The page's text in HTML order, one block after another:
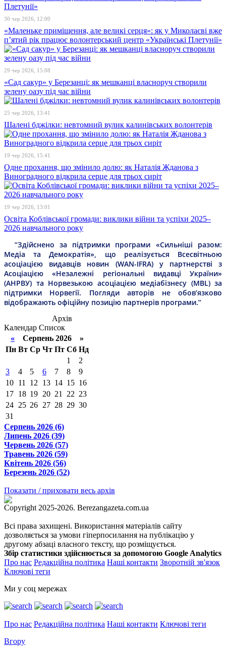
30 чер 2026, 12:00
«Маленьке приміщення, але великі серця»: як у Миколаєві вже
п’ятий рік працює волонтерський центр «Українські Плетунії»
29 чер 2026, 15:08
«Сад сакур» у Березанці: як мешканці власноруч створили
зелену оазу під час війни
25 чер 2026, 13:41
Шалені бджілки: невтомний вулик калинівських волонтерів
19 чер 2026, 15:41
Одне прохання, що змінило долю: як Наталія Жданова з
Виноградного відкрила серце для трьох сиріт
19 чер 2026, 13:01
Освіта Коблівської громади: виклики війни та успіхи 2025–
2026 навчального року
“Здійснено за підтримки програми «Сильніші разом:
Медіа та Демократія», що реалізується Всесвітньою
асоціацією видавців новин (WAN-IFRA) у партнерстві з
Асоціацією «Незалежні регіональні видавці України»
(АНРВУ) та Норвезькою асоціацією медіабізнесу (MBL) за
підтримки Норвегії. Погляди авторів не обов’язково
відображають офіційну позицію партнерів програми.”
Архів
Календар Список
« Серпень 2026 »
Пн Вт Ср Чт Пт Сб Нд
1
2
3
4 5 6 7 8
9
10 11 12 13 14 15 16
17 18 19 20 21 22 23
24 25 26 27 28 29 30
31
Серпень 2026 (6)
Липень 2026 (39)
Червень 2026 (57)
Травень 2026 (59)
Квітень 2026 (56)
Березень 2026 (52)
Показати / приховати весь архів
Copyright 2025-2026. Berezangazeta.com.ua
Всі права захищені. Використання матеріалів сайту
дозволяється за умови гіперпосилання на публікацію у
другому абзаці власного тексту, що розміщується.
Збір статистики здійснюється за допомогою Google Analytics
Про нас Редакційна політика Наші контакти Зворотній зв'язок
Ключові теги
Ми у соц мережах
Про нас Редакційна політика Наші контакти Ключові теги
Вгору